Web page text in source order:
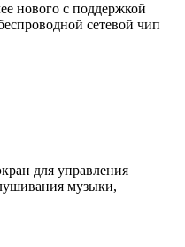
нового с поддержкой
сетевой чип
для управления
музыки,